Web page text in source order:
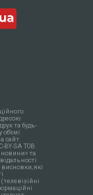
та будь-
сайт
BY-SA ТОВ
новини» та
висновки, які